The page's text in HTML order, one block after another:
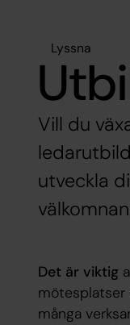
Lyssna
Vill du
utveckla
Det är viktig
mötesplatser
många